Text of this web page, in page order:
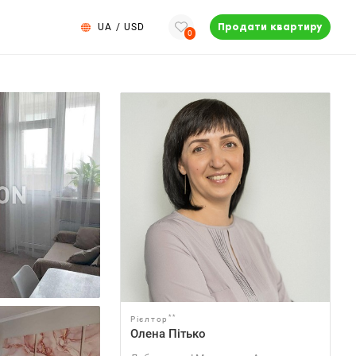
UA / USD
0
Продати квартиру
Рієлтор **
Олена Пітько